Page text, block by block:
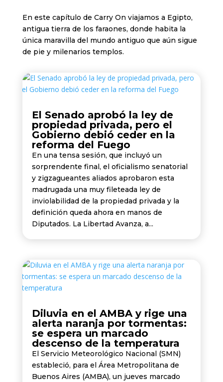
En este capítulo de Carry On viajamos a Egipto,
antigua tierra de los faraones, donde habita la
única maravilla del mundo antiguo que aún sigue
de pie y milenarios templos.
El Senado aprobó la ley de
propiedad privada, pero el
Gobierno debió ceder en la
reforma del Fuego
En una tensa sesión, que incluyó un
sorprendente final, el oficialismo senatorial
y zigzagueantes aliados aprobaron esta
madrugada una muy fileteada ley de
inviolabilidad de la propiedad privada y la
definición queda ahora en manos de
Diputados. La Libertad Avanza, a...
Diluvia en el AMBA y rige una
alerta naranja por tormentas:
se espera un marcado
descenso de la temperatura
El Servicio Meteorológico Nacional (SMN)
estableció, para el Área Metropolitana de
Buenos Aires (AMBA), un jueves marcado